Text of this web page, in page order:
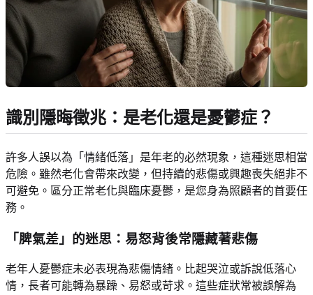
識別隱晦徵兆：是老化還是憂鬱症？
許多人誤以為「情緒低落」是年老的必然現象，這種迷思相當
危險。雖然老化會帶來改變，但持續的悲傷或興趣喪失絕非不
可避免。區分正常老化與臨床憂鬱，是您身為照顧者的首要任
務。
「脾氣差」的迷思：易怒背後常隱藏著悲傷
老年人憂鬱症未必表現為悲傷情緒。比起哭泣或訴說低落心
情，長者可能轉為暴躁、易怒或苛求。這些症狀常被誤解為